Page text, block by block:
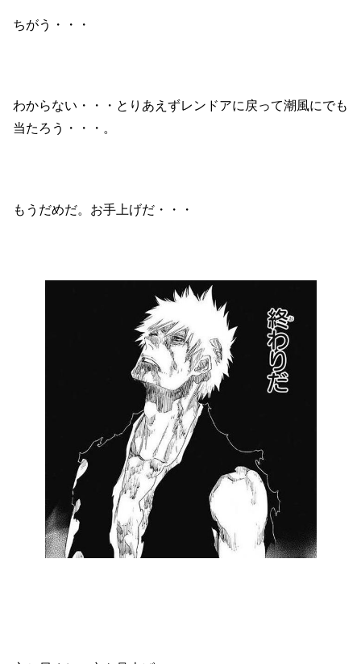
ちがう・・・
わからない・・・とりあえずレンドアに戻って潮風にでも
当たろう・・・。
もうだめだ。お手上げだ・・・